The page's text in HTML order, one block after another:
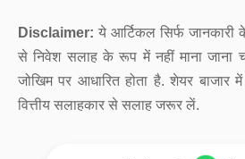
Disclaimer: ये आर्टिकल सिर्फ जानकारी
से निवेश सलाह के रूप में नहीं माना जाना
जोखिम पर आधारित होता है. शेयर
वित्तीय सलाहकार से सलाह जरूर लें.